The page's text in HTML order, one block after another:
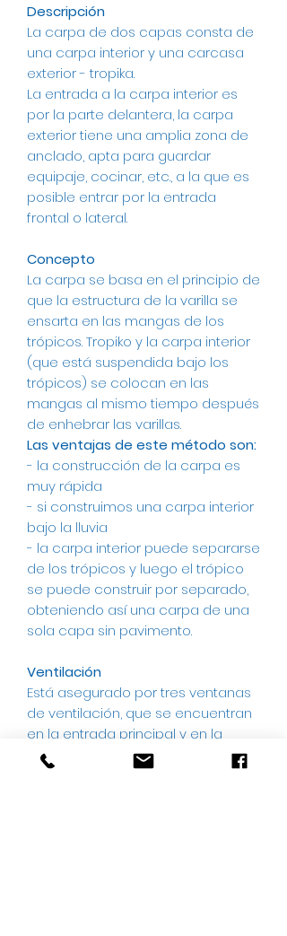
Descripción
La carpa de dos capas consta de
una carpa interior y una carcasa
exterior - tropika.
La entrada a la carpa interior es
por la parte delantera, la carpa
exterior tiene una amplia zona de
anclado, apta para guardar
equipaje, cocinar, etc., a la que es
posible entrar por la entrada
frontal o lateral.
Concepto
La carpa se basa en el principio de
que la estructura de la varilla se
ensarta en las mangas de los
trópicos. Tropiko y la carpa interior
(que está suspendida bajo los
trópicos) se colocan en las
mangas al mismo tiempo después
de enhebrar las varillas.
Las ventajas de este método son:
- la construcción de la carpa es
muy rápida
- si construimos una carpa interior
bajo la lluvia
- la carpa interior puede separarse
de los trópicos y luego el trópico
se puede construir por separado,
obteniendo así una carpa de una
sola capa sin pavimento.
Ventilación
Está asegurado por tres ventanas
de ventilación, que se encuentran
en la entrada principal y en la
parte trasera de los trópicos.
El capó de la ventana de